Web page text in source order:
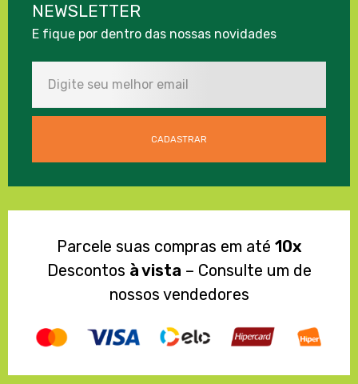
NEWSLETTER
E fique por dentro das nossas novidades
Parcele suas compras em até 10x
Descontos à vista – Consulte um de
nossos vendedores